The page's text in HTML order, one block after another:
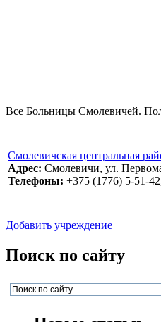
Все Больницы Смолевичей.
Смолевичская центральная
Адрес: Смолевичи, ул.
Телефоны: +375 (1776) 5-51-
Добавить учреждение
Поиск по сайту